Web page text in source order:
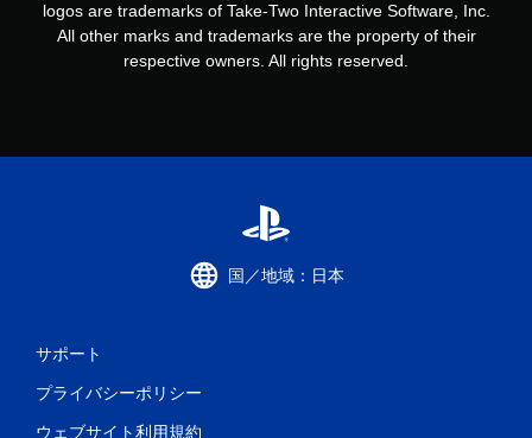
logos are trademarks of Take-Two Interactive Software, Inc.
All other marks and trademarks are the property of their
respective owners. All rights reserved.
国／地域：日本
サポート
プライバシーポリシー
ウェブサイト利用規約